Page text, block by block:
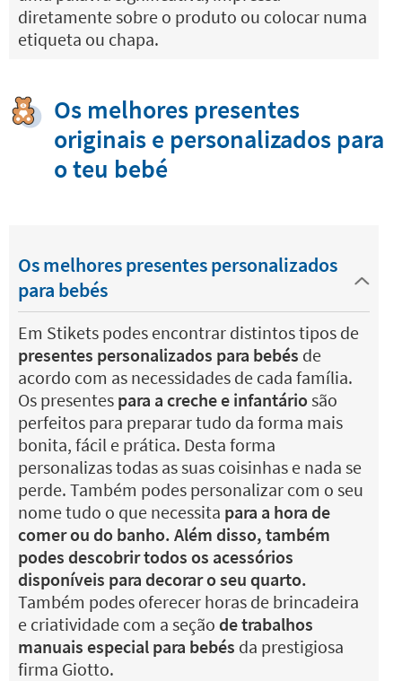
diretamente sobre o produto ou colocar numa
etiqueta ou chapa.
Os melhores presentes
originais e personalizados para
o teu bebé
Os melhores presentes personalizados
para bebés
Em Stikets podes encontrar distintos tipos de
presentes personalizados para bebés de
acordo com as necessidades de cada família.
Os presentes para a creche e infantário são
perfeitos para preparar tudo da forma mais
bonita, fácil e prática. Desta forma
personalizas todas as suas coisinhas e nada se
perde. Também podes personalizar com o seu
nome tudo o que necessita para a hora de
comer ou do banho. Além disso, também
podes descobrir todos os acessórios
disponíveis para decorar o seu quarto.
Também podes oferecer horas de brincadeira
e criatividade com a seção de trabalhos
manuais especial para bebés da prestigiosa
firma Giotto.